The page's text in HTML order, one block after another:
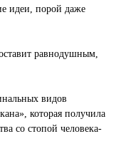
идеи, порой даже
равнодушным,
видов
которая получила
со стопой человека-